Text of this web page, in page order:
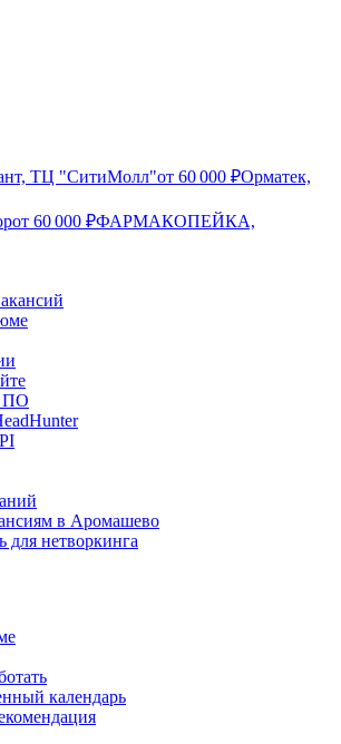
ТЦ "СитиМолл"от 60 000 ₽Орматек,
от 60 000 ₽ФАРМАКОПЕЙКА,
ПО
в Аромашево
для нетворкинга
календарь